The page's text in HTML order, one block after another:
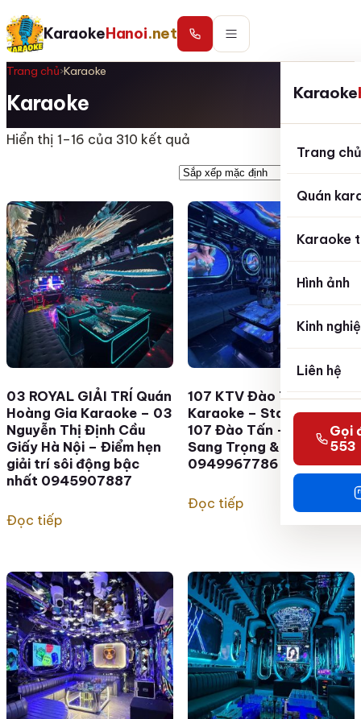
KaraokeHanoi.net
Karaoke
Trang chủ
Quán
Karaoke
Hình ảnh
Kinh
Liên hệ
Gọi
553
Trang chủ›Karaoke
Karaoke
Hiển thị 1–16 của 310 kết quả
03 ROYAL GIẢI TRÍ Quán
Hoàng Gia Karaoke – 03
Nguyễn Thị Định Cầu
Giấy Hà Nội – Điểm hẹn
giải trí sôi động bậc
nhất 0945907887
Đọc tiếp
107 KTV Đào Tấn –
Karaoke – Star World –
107 Đào Tấn – Hà Nội –
Sang Trọng & Hiện Đại
0949967786
Đọc tiếp